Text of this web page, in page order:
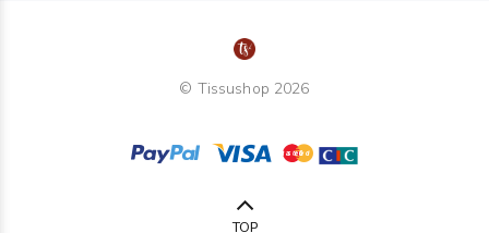
© Tissushop 2026
TOP